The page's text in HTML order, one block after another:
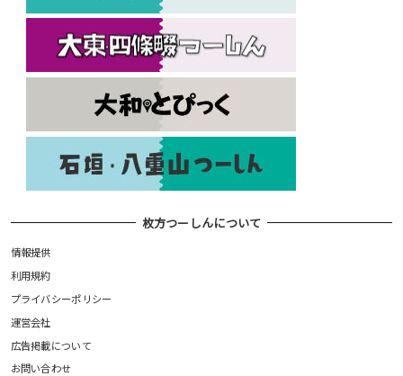
枚方つーしんについて
情報提供
利用規約
プライバシーポリシー
運営会社
広告掲載について
お問い合わせ